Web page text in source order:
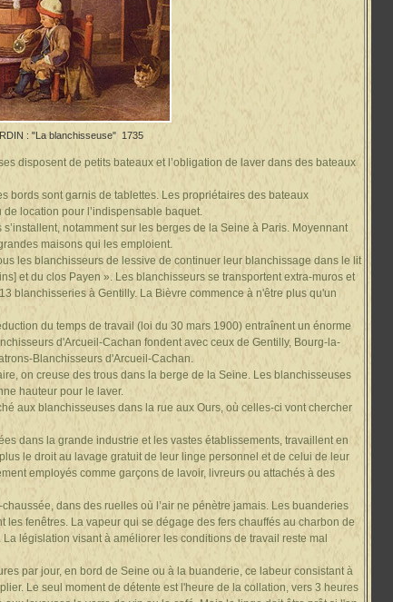
: "La blanchisseuse" 1735
disposent de petits bateaux et l’obligation de laver dans des bateaux
bords sont garnis de tablettes. Les propriétaires des bateaux
location pour l’indispensable baquet.
notamment sur les berges de la Seine à Paris. Moyennant
maisons qui les emploient.
les blanchisseurs de lessive de continuer leur blanchissage dans le lit
et du clos Payen ». Les blanchisseurs se transportent extra-muros et
blanchisseries à Gentilly. La Bièvre commence à n'être plus qu'un
du temps de travail (loi du 30 mars 1900) entraînent un énorme
d'Arcueil-Cachan fondent avec ceux de Gentilly, Bourg-la-
Blanchisseurs d'Arcueil-Cachan.
on creuse des trous dans la berge de la Seine. Les blanchisseuses
hauteur pour le laver.
aux blanchisseuses dans la rue aux Ours, où celles-ci vont chercher
dans la grande industrie et les vastes établissements, travaillent en
le droit au lavage gratuit de leur linge personnel et de celui de leur
employés comme garçons de lavoir, livreurs ou attachés à des
dans des ruelles où l’air ne pénètre jamais. Les buanderies
fenêtres. La vapeur qui se dégage des fers chauffés au charbon de
législation visant à améliorer les conditions de travail reste mal
par jour, en bord de Seine ou à la buanderie, ce labeur consistant à
Le seul moment de détente est l'heure de la collation, vers 3 heures